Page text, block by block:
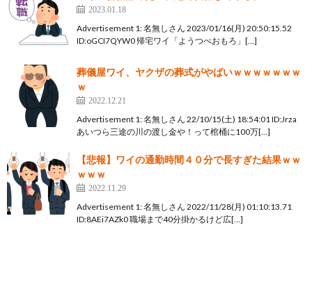
2023.01.18
Advertisement 1: 名無しさん 2023/01/16(月) 20:50:15.52
ID:oGCI7QYW0 帰宅ワイ「ようつべおもろ」[…]
葬儀屋ワイ、ヤクザの葬式がやばいｗｗｗｗｗｗｗ
ｗ
2022.12.21
Advertisement 1: 名無しさん 22/10/15(土) 18:54:01 ID:Jrza
あいつら三途の川の渡し金や！って棺桶に100万[…]
【悲報】ワイの通勤時間４０分で長すぎた結果ｗｗ
ｗｗｗ
2022.11.29
Advertisement 1: 名無しさん 2022/11/28(月) 01:10:13.71
ID:8AEi7AZk0 職場まで40分掛かるけど広[…]